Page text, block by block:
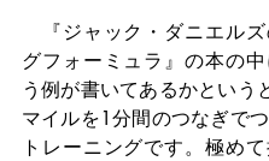
『ジャック・ダニエルズ
グフォーミュラ』の本の
う例が書いてあるかという
マイルを1分間のつなぎで
トレーニングです。極め